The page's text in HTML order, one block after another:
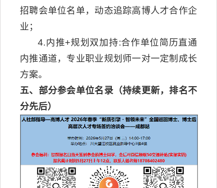
招聘会单位名单，动态追踪高博人才合作企
业；
4.‌内推+规划双加持:合作单位简历直通
内推通道，专业职业规划师一对一定制成长
方案。
五、部分参会单位名录（持续更新，排名不
分先后）